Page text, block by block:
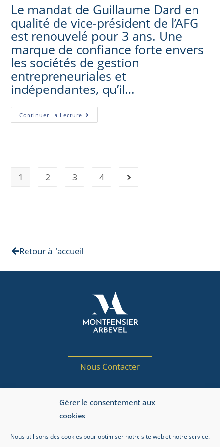
Gérer le consentement aux
cookies
Nous utilisons des cookies pour optimiser notre site web et notre service.
Le mandat de Guillaume Dard en
qualité de vice-président de l’AFG
est renouvelé pour 3 ans. Une
marque de confiance forte envers
les sociétés de gestion
entrepreneuriales et
indépendantes, qu’il…
Continuer La Lecture
1 2 3 4
Retour à l'accueil
Nous Contacter
par l’AMF sous le n° GP 97-125
Adresse AMF : 17, place de la Bourse, 75002 Paris.